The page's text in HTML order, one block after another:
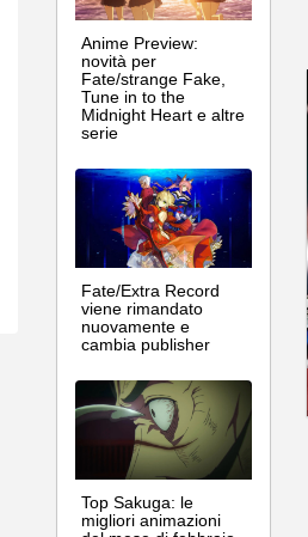
Anime Preview:
novità per
Fate/strange Fake,
Tune in to the
Midnight Heart e altre
serie
Fate/Extra Record
viene rimandato
nuovamente e
cambia publisher
Top Sakuga: le
migliori animazioni